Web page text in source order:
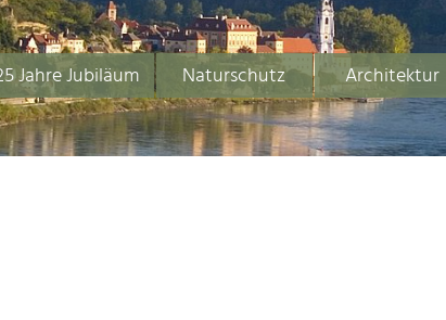
Jahre Jubiläum Naturschutz Architektur